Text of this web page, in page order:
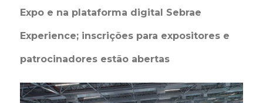
Expo e na plataforma digital Sebrae
Experience; inscrições para expositores e
patrocinadores estão abertas